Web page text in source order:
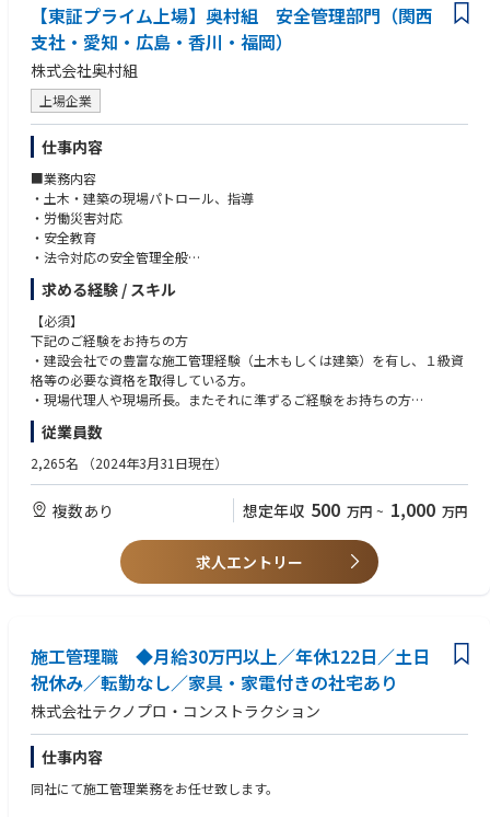
【主な業務内容】
それぞれの各専門分野（土木・建築・設備・機械・電気・電気通信・環
境）における下記の各業務。
・海外プロジェクトの計画立案・進行管理
・設計・施工に関する技術的検討・レビュー
・工程・品質・コスト管理
・海外現地コンサルタント・施工会社との技術調整
・発注者（官公庁・民間）との協議、報告資料作成
・社内外関係者との調整・マネジメント 他
～働く環境について～
パシコン技術管理では社員の皆様が安心して長期的に勤務していただけ
るよう、様々な「研修・教育」「働き方改革」「オフィス環境」の整備を
進めております。
【研修教育・キャリア支援】
・階層別研修（年次・リーダー・管理職）
・技術報告会（年1回）
・ジョブローテーション（配属先希望考慮）
・情報セキュリティ研修（情報管理・情報漏洩、セキュリティ対策等）
・コンプライアンス、ハラスメント研修（パワハラ、セクハラ、モラハラ
等）
・上長との定期面談（人事考課、キャリアパス）、キャリアデザイン支援
（外部カウンセラーへのキャリア相談）
【働き方改革】
・テレワーク（在宅勤務）、ノー残業day（毎週水曜日）、有給初月から
付与、時間単位有給
・実働7時間/日、年間休日129日、夏期休暇（6～9月に自由に5日間）
・快適なオフィス環境（ビル15Ｆで周囲に高い建物もなく、見晴らしのい
い広々としたキレイなオフィス）
・休憩スペース（4人掛けＢＯＸシート2つ、窓際カウンター4席、長テー
ブル10席、打合せスペース多数）
・電子レンジ（複数）、冷蔵庫、ウォーターサーバー、コーヒーマシン
（1杯20円）
※通訳がいますので、スタート段階の英語力はエントリーレベルでも歓迎
です
※３週間～１か月程度の海外現地（当面はグアム島）への出張が年３回程
度ございます
【尚可要件】
・ビジネスレベルの英文でのメールのやり取りや英会話のできる方、大歓
迎
・海外建設PJにおける海外赴任経験のある方
【東証プライム上場】奥村組 安全管理部門（関西
支社・愛知・広島・香川・福岡）
株式会社奥村組
上場企業
仕事内容
■業務内容
・土木・建築の現場パトロール、指導
・労働災害対応
・安全教育
・法令対応の安全管理全般
■堅実経営の奥村組
高い技術力と良好な財務体質が特徴です。
自己資本比率が50％もあり、キャッシュも潤沢。与信などに関する心配も
なく、業務に専念いただくことができます。
また、長年業界で培った信用があるため、忙しくなった際も協力会社や人
を集めることや部分最適な外注ができ、社員の過度な負担が減る
など
※勤務地について
初任地はご希望を考慮して決定されます。
また入社後は『地域総合職』『全国型総合職』での採用があります。
全国型総合職：全国・海外への転勤可能性あり。
地域総合職：勤務地を奥村組の各支社支店管轄地域内に限定した勤務が可
求める経験 / スキル
【必須】
下記のご経験をお持ちの方
・建設会社での豊富な施工管理経験（土木もしくは建築）を有し、１級資
格等の必要な資格を取得している方。
・現場代理人や現場所長。またそれに準ずるご経験をお持ちの方
・安全管理部門でのご経験をお持ちの方
■資格
（尚可）労働安全コンサルタント
従業員数
2,265名 （2024年3月31日現在）
複数あり 想定年収 500 万円 ~ 1,000 万円
求人エントリー
施工管理職 ◆月給30万円以上／年休122日／土日
祝休み／転勤なし／家具・家電付きの社宅あり
株式会社テクノプロ・コンストラクション
仕事内容
同社にて施工管理業務をお任せ致します。